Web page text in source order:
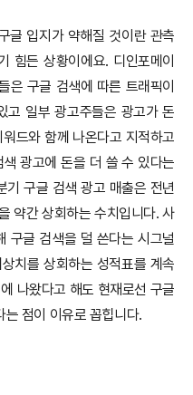
글 입지가 약해질 것이란 관측
힘든 상황이에요. 디인포메이
은 구글 검색에 따른 트래픽이
고 일부 광고주들은 광고가 돈
드와 함께 나온다고 지적하고
광고에 돈을 더 쓸 수 있다는
기 구글 검색 광고 매출은 전년
약간 상회하는 수치입니다. 사
구글 검색을 덜 쓴다는 시그널
치를 상회하는 성적표를 계속
나왔다고 해도 현재로선 구글
점이 이유로 꼽힙니다.